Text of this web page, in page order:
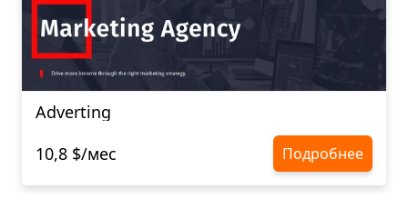
Adverting
10,8 $/мес
Подробнее